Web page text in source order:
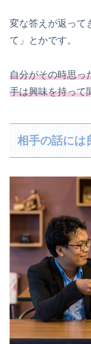
変な答えが返って
て」とかです。
自分がその時思っ
手は興味を持って
相手の話には